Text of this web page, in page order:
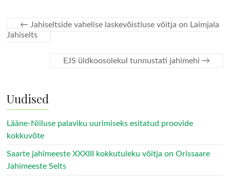
← Jahiseltside vahelise laskevõistluse võitja on Laimjala
Jahiselts
EJS üldkoosolekul tunnustati jahimehi →
Uudised
Lääne-Niiluse palaviku uurimiseks esitatud proovide
kokkuvõte
Saarte jahimeeste XXXIII kokkutuleku võitja on Orissaare
Jahimeeste Selts